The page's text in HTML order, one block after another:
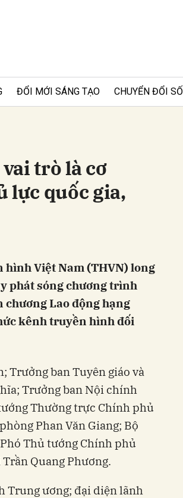
ĐỔI MỚI SÁNG TẠO CHUYỂN ĐỔI SỐ
trò là cơ
lực quốc gia,
hình Việt Nam (THVN) long
phát sóng chương trình
Lao động hạng
kênh truyền hình đối
Trưởng ban Tuyên giáo và
Trưởng ban Nội chính
Thường trực Chính phủ
Phan Văn Giang; Bộ
Thủ tướng Chính phủ
Quang Phương.
Trung ương; đại diện lãnh